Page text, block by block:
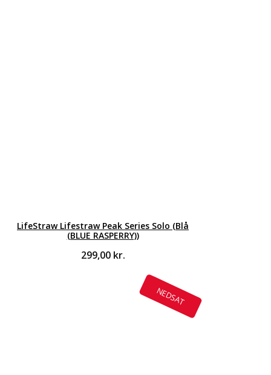
LifeStraw Lifestraw Peak Series Solo (Blå
(BLUE RASPERRY))
299,00 kr.
NEDSAT